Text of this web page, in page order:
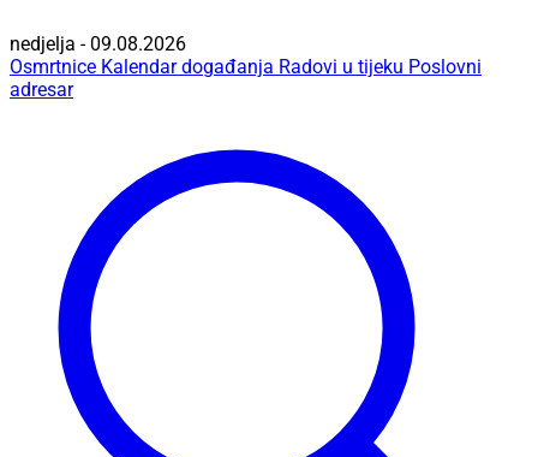
nedjelja - 09.08.2026
Osmrtnice Kalendar događanja Radovi u tijeku Poslovni
adresar